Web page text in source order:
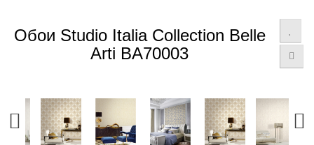
Обои Studio Italia Collection Belle
Arti BA70003